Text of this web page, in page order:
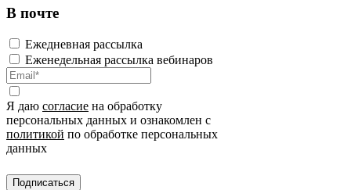
В почте
Ежедневная рассылка
Еженедельная рассылка вебинаров
Я даю согласие на обработку
персональных данных и ознакомлен с
политикой по обработке персональных
данных
Подписаться